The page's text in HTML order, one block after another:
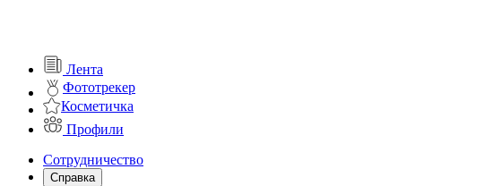
Лента
Фототрекер
Косметичка
Профили
Сотрудничество
Справка